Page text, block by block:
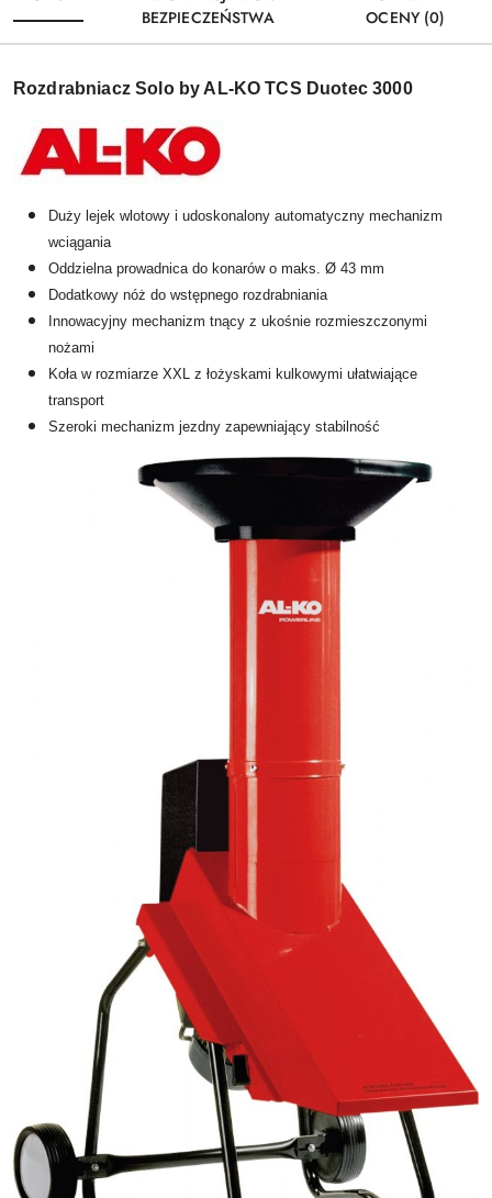
BEZPIECZEŃSTWA
OCENY (0)
Rozdrabniacz Solo by AL-KO TCS Duotec 3000
Duży lejek wlotowy i udoskonalony automatyczny mechanizm
wciągania
Oddzielna prowadnica do konarów o maks. Ø 43 mm
Dodatkowy nóż do wstępnego rozdrabniania
Innowacyjny mechanizm tnący z ukośnie rozmieszczonymi
nożami
Koła w rozmiarze XXL z łożyskami kulkowymi ułatwiające
transport
Szeroki mechanizm jezdny zapewniający stabilność